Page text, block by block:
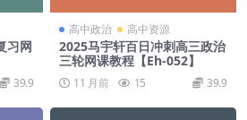
习网
39.9
高中政治 高中资源
2025马宇轩百日冲刺高三政治
三轮网课教程【Eh-052】
11 月前 15 39.9